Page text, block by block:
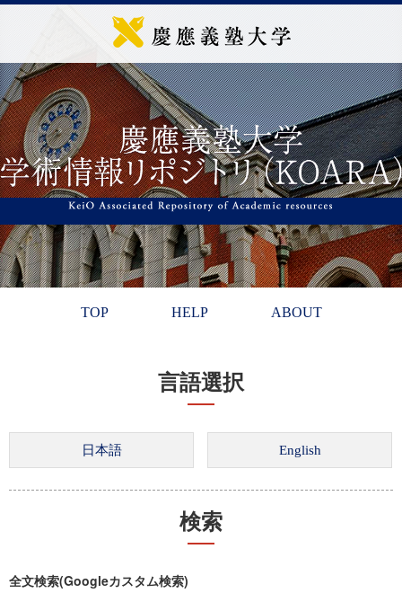
TOP HELP ABOUT
言語選択
検索
全文検索(Googleカスタム検索)